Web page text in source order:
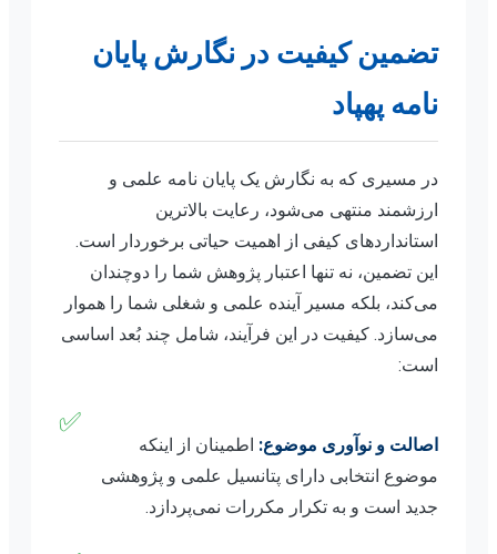
تضمین کیفیت در نگارش پایان
نامه پهپاد
در مسیری که به نگارش یک پایان نامه علمی و
ارزشمند منتهی می‌شود، رعایت بالاترین
استانداردهای کیفی از اهمیت حیاتی برخوردار است.
این تضمین، نه تنها اعتبار پژوهش شما را دوچندان
می‌کند، بلکه مسیر آینده علمی و شغلی شما را هموار
می‌سازد. کیفیت در این فرآیند، شامل چند بُعد اساسی
است:
✅
اصالت و نوآوری موضوع: اطمینان از اینکه
موضوع انتخابی دارای پتانسیل علمی و پژوهشی
جدید است و به تکرار مکررات نمی‌پردازد.